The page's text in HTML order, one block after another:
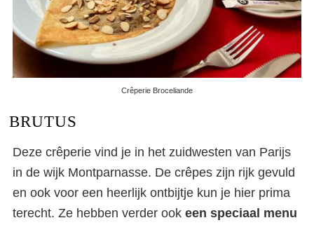
Crêperie Broceliande
BRUTUS
Deze crêperie vind je in het zuidwesten van Parijs
in de wijk Montparnasse. De crêpes zijn rijk gevuld
en ook voor een heerlijk ontbijtje kun je hier prima
terecht. Ze hebben verder ook een speciaal menu